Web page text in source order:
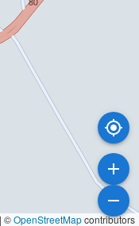
| ©OpenStreetMapcontributors